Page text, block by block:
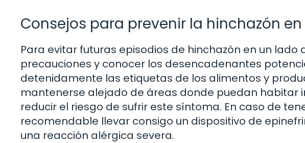
Consejos para prevenir la hinchazón
Para evitar futuras episodios de hinchazón en un
precauciones y conocer los desencadenantes
detenidamente las etiquetas de los alimentos y
mantenerse alejado de áreas donde puedan habitar
reducir el riesgo de sufrir este síntoma. En caso de
recomendable llevar consigo un dispositivo de
una reacción alérgica severa.